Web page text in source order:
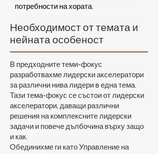
потребности на хората.
Необходимост от темата и
нейната особеност
В предходните теми-фокус
разработвахме лидерски акселератори
за различни нива лидери в една тема.
Тази тема-фокус се състои от лидерски
акселератори, даващи различни
решения на комплексните лидерски
задачи и повече дълбочина върху защо
и как.
Обединихме ги като Управление на